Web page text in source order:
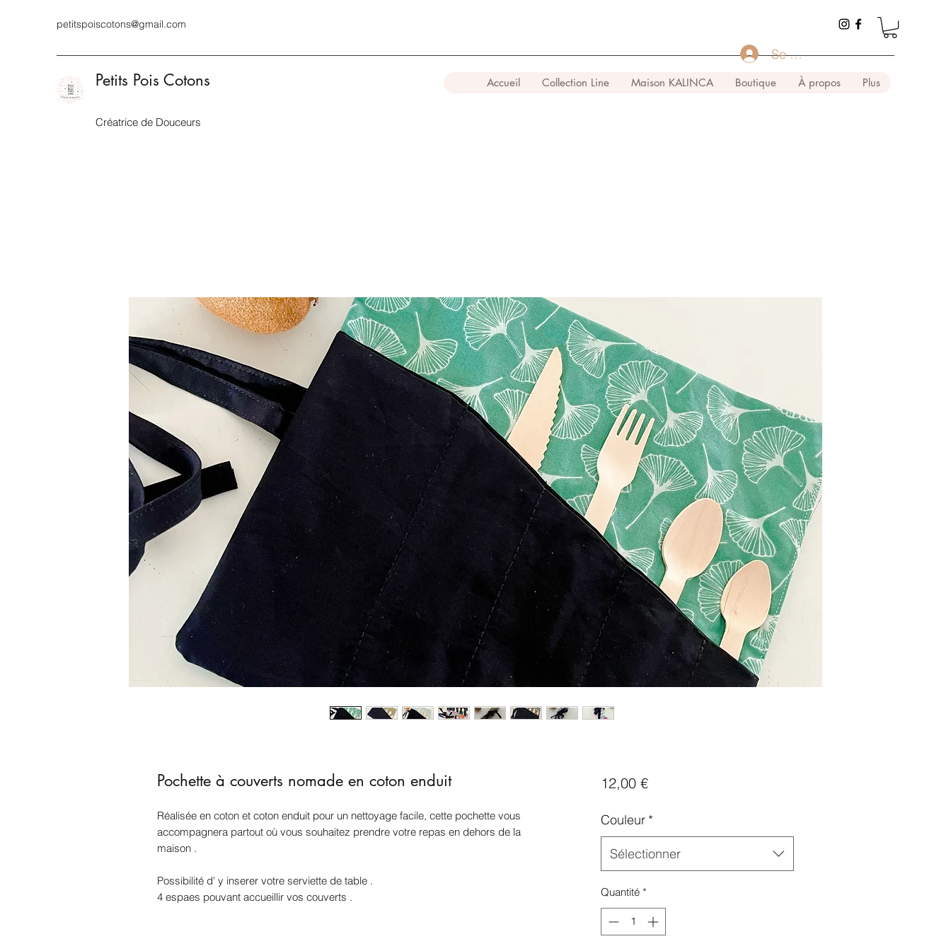
petitspoiscotons@gmail.com
Petits Pois Cotons
Créatrice de Douceurs
Accueil Collection Line Maison KALINCA Boutique À propos Plus
Se connecter
Pochette à couverts nomade en coton enduit
Réalisée en coton et coton enduit pour un nettoyage facile, cette pochette vous
accompagnera partout où vous souhaitez prendre votre repas en dehors de la
maison .
Possibilité d' y inserer votre serviette de table .
4 espaes pouvant accueillir vos couverts .
12,00 €Prix
Couleur *
Sélectionner
Quantité *